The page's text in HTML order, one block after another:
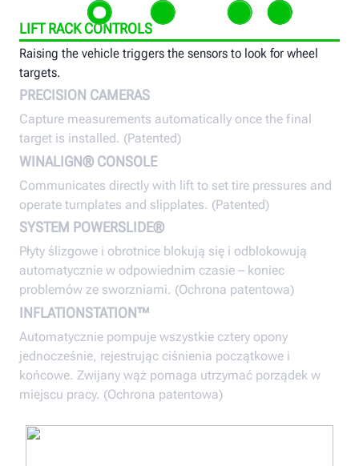
LIFT RACK CONTROLS
Raising the vehicle triggers the sensors to look for wheel
targets.
PRECISION CAMERAS
Capture measurements automatically once the final
target is installed. (Patented)
WINALIGN® CONSOLE
Communicates directly with lift to set tire pressures and
operate turnplates and slipplates. (Patented)
SYSTEM POWERSLIDE®
Płyty ślizgowe i obrotnice blokują się i odblokowują
automatycznie w odpowiednim czasie – koniec
problemów ze sworzniami. (Ochrona patentowa)
INFLATIONSTATION™
Automatycznie pompuje wszystkie cztery opony
jednocześnie, rejestrując ciśnienia początkowe i
końcowe. Zwijany wąż pomaga utrzymać porządek w
miejscu pracy. (Ochrona patentowa)